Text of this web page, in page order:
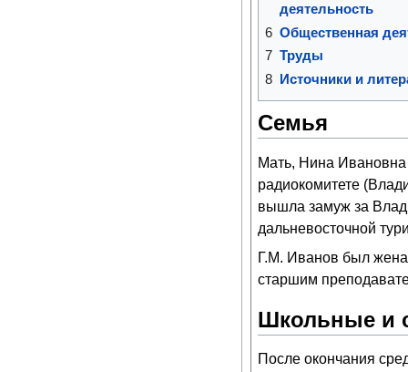
деятельность
6 Общественная
7 Труды
8 Источники и
Семья
Мать, Нина Ивановна
радиокомитете
вышла замуж за
дальневосточной
Г.М. Иванов был
старшим
Школьные и
После окончания